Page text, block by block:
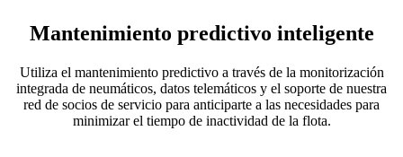
Mantenimiento predictivo inteligente
Utiliza el mantenimiento predictivo a través de la monitorización
integrada de neumáticos, datos telemáticos y el soporte de nuestra
red de socios de servicio para anticiparte a las necesidades para
minimizar el tiempo de inactividad de la flota.